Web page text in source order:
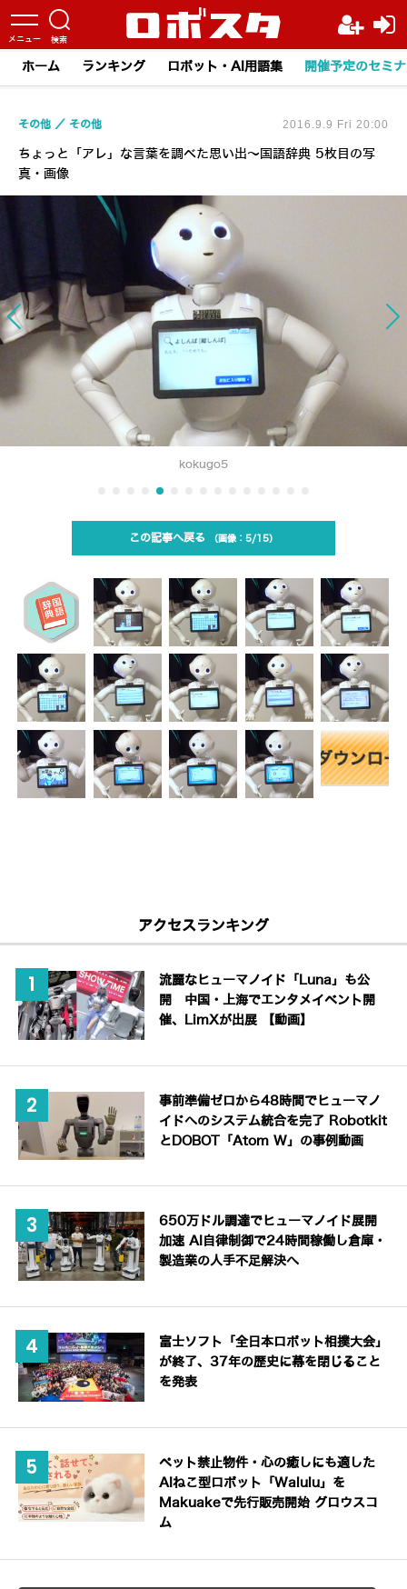
ホーム ランキング ロボット・AI用語集 開催予定のセミ
ちょっと「アレ」な言葉を調べた思い出～国語辞典 5枚目の写
真・画像
その他 その他 2016.9.9 Fri 20:00
kokugo5
この記事へ戻る 5/15
アクセスランキング
流麗なヒューマノイド「Luna」も公
開 中国・上海でエンタメイベント開
催、LimXが出展 【動画】
事前準備ゼロから48時間でヒューマノ
イドへのシステム統合を完了 Robotkit
とDOBOT「Atom W」の事例動画
650万ドル調達でヒューマノイド展開
加速 AI自律制御で24時間稼働し倉庫・
製造業の人手不足解決へ
富士ソフト「全日本ロボット相撲大会」
が終了、37年の歴史に幕を閉じること
を発表
ペット禁止物件・心の癒しにも適した
AIねこ型ロボット「Walulu」を
Makuakeで先行販売開始 グロウスコ
ム